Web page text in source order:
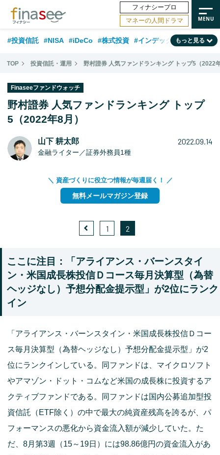
フィナシープロ
マネーの人間ドラマ
#投資信託 #NISA #iDeCo #株式投資 #インデックスファンド
#相談事例 #相続・贈与 #FP #新NISA #積立投資 #30代
#フィナンシャル・ウェルビーイング #退職金 #50代
#老後 #データ・調査
もっと見る
TOP 投資信託・運用 野村證券 人気ファンドランキング トップ5（2022
Finaseeファンドウォッチ
野村證券 人気ファンドランキング トップ
5（2022年8月）
山下 耕太郎
金融ライター／証券外務員1種
2022.09.14
＼ 資産づくりに役立つ情報が毎週届く！ ／
無料メールマガジン登録
1 2
ここに注目：「アライアンス・バーンスタイ
ン・米国成長株投信Ｄコース毎月決算型（為替
ヘッジなし）予想分配金提示型」が2位にランク
イン
「アライアンス・バーンスタイン・米国成長株投信Ｄコー
ス毎月決算型（為替ヘッジなし）予想分配金提示型」が2
位にランクインしている。同ファンドは、マイクロソフト
やアマゾン・ドット・コムなど米国の成長株に投資するア
クティブファンドである。同ファンドは国内公募追加型投
資信託（ETF除く）の中で最大の純資産残高を誇るが、パ
フォーマンスの悪化から資金流入額が減少していた。た
だ、8月第3週（15～19日）には98.86億円の資金流入があ